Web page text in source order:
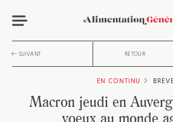
SUIVANT RETOUR
EN CONTINU BRÈVE
Macron jeudi en
voeux au monde